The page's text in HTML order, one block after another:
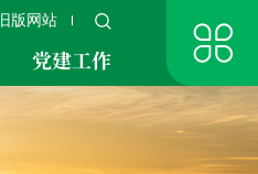
旧版网站
党建工作